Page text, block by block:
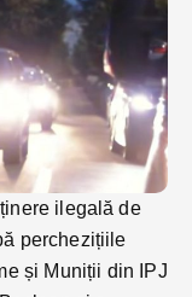
ilegală de
perchezițiile
și Muniții din IPJ